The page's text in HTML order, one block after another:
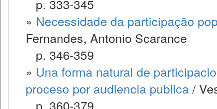
p. 333-345
» Necessidade da participação
Fernandes, Antonio Scarance
p. 346-359
» Una forma natural de
proceso por audiencia publica/
p. 360-379